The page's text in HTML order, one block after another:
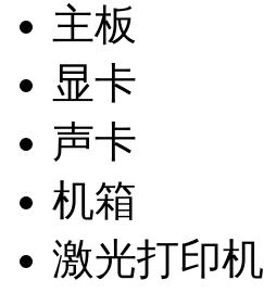
主板
显卡
声卡
机箱
激光打印机